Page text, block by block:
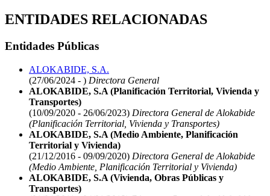
ENTIDADES RELACIONADAS
Entidades Públicas
ALOKABIDE, S.A.
(27/06/2024 - ) Directora General
ALOKABIDE, S.A (Planificación Territorial, Vivienda y
Transportes)
(10/09/2020 - 26/06/2023) Directora General de Alokabide
(Planificación Territorial, Vivienda y Transportes)
ALOKABIDE, S.A (Medio Ambiente, Planificación
Territorial y Vivienda)
(21/12/2016 - 09/09/2020) Directora General de Alokabide
(Medio Ambiente, Planificación Territorial y Vivienda)
ALOKABIDE, S.A (Vivienda, Obras Públicas y
Transportes)